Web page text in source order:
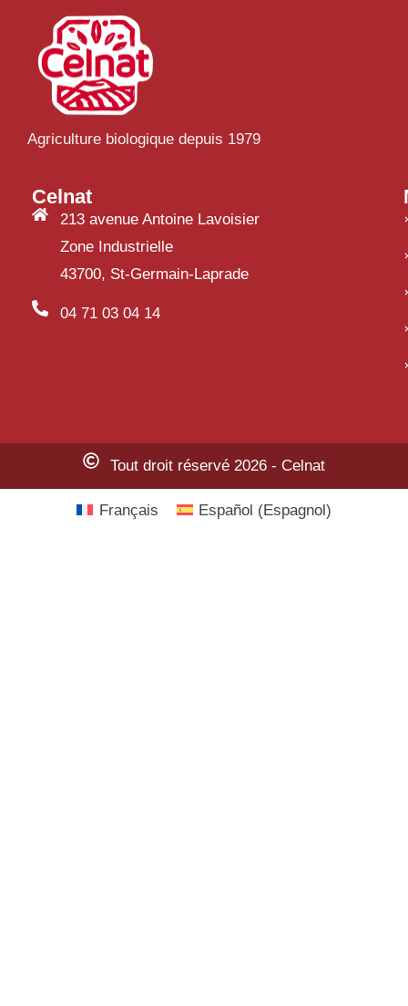
Agriculture biologique depuis 1979
Celnat
213 avenue Antoine Lavoisier
Zone Industrielle
43700, St-Germain-Laprade
04 71 03 04 14
Tout droit réservé 2026 - Celnat
Français Español (Espagnol)